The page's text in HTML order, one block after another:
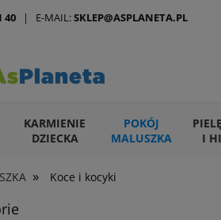
KARMIENIE
DZIECKA
POKÓJ
MALUSZKA
I
ZWIERZĄT
» Koce i kocyki
40 | E-MAIL:SKLEP@ASPLANETA.PL